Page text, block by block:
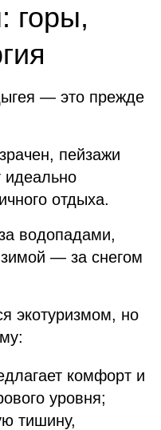
горы,
— это прежде
пейзажи
идеально
отдыха.
водопадами,
— за снегом
экотуризмом, но
комфорт и
уровня;
тишину,